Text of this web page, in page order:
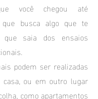
você chegou até
busca algo que te
que saia dos ensaios
podem ser realizadas
ou em outro lugar
como apartamentos